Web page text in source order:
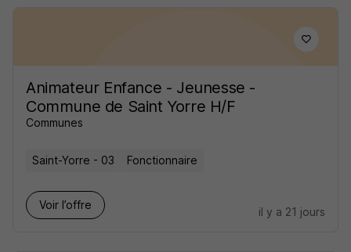
Animateur Enfance - Jeunesse -
Commune de Saint Yorre H/F
Communes
Saint-Yorre - 03 Fonctionnaire
Voir l’offre
il y a 21 jours